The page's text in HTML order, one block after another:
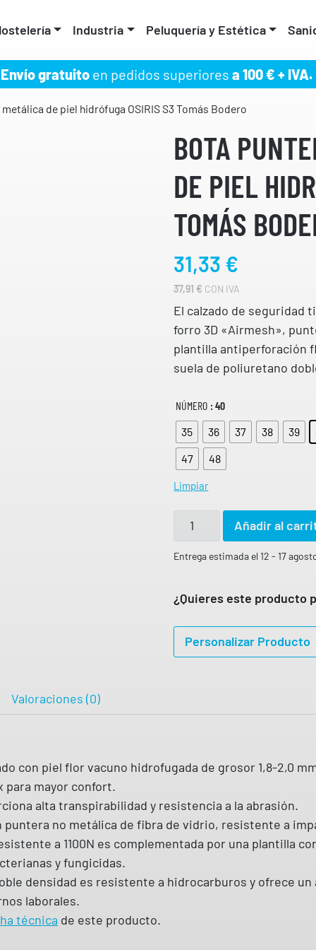
Industria Peluquería y Estética
Envío gratuito en pedidos superiores a 100 € + IVA.
de piel hidrófuga OSIRIS S3 Tomás Bodero
BOTA
DE PIEL
TOMÁS
31,33 €
37,91 € CON IVA
El calzado de seguridad
forro 3D «Airmesh»,
plantilla antiperforación
suela de poliuretano
NÚMERO : 40
35
36 37 38 39
47
48
Limpiar
t
p
n
t
m
t
á
l
c
Añadir al
Entrega estimada el 12 - 17
¿Quieres este producto
Personalizar Producto
Valoraciones (0)
con piel flor vacuno hidrofugada de grosor 1,8-2,0
para mayor confort.
alta transpirabilidad y resistencia a la abrasión.
puntera no metálica de fibra de vidrio, resistente a
a 1100N es complementada por una plantilla
y fungicidas.
densidad es resistente a hidrocarburos y ofrece
laborales.
técnica de este producto.